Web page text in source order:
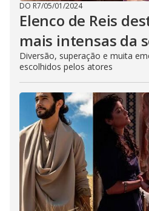
DO R7/05/01/2024
Elenco de Reis
mais intensas da
Diversão, superação e muita
escolhidos pelos atores